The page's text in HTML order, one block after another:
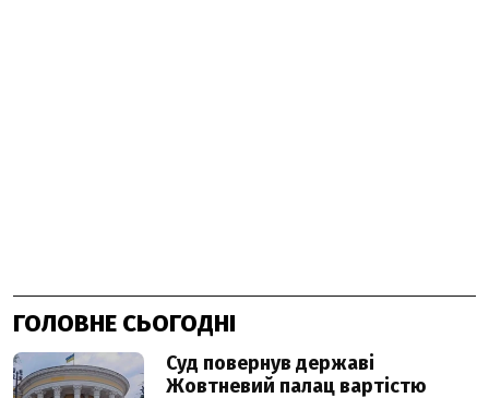
ГОЛОВНЕ СЬОГОДНІ
Суд повернув державі
Жовтневий палац вартістю